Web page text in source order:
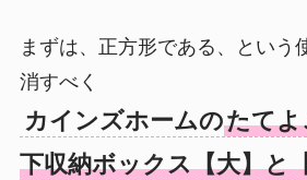
まずは、正方形である、という
消すべく
カインズホームのたてよ
下収納ボックス【大】と